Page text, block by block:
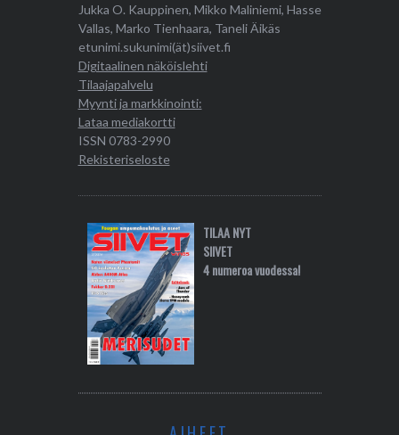
Jukka O. Kauppinen, Mikko Maliniemi, Hasse
Vallas, Marko Tienhaara, Taneli Äikäs
etunimi.sukunimi(ät)siivet.fi
Digitaalinen näköislehti
Tilaajapalvelu
Myynti ja markkinointi:
Lataa mediakortti
ISSN 0783-2990
Rekisteriseloste
TILAA NYT
SIIVET
4 numeroa vuodessa!